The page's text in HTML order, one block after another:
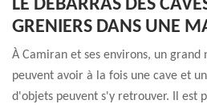
LE DÉBARRAS DES
GRENIERS DANS UNE
À Camiran et ses environs, un grand
peuvent avoir à la fois une cave et
d'objets peuvent s'y retrouver. Il est